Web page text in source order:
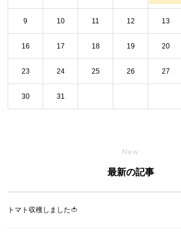
9 10 11 12 13
16 17 18 19 20
23 24 25 26 27
30 31
New
最新の記事
トマト収穫しました🍅